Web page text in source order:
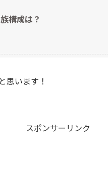
構成は？
思います！
スポンサーリンク